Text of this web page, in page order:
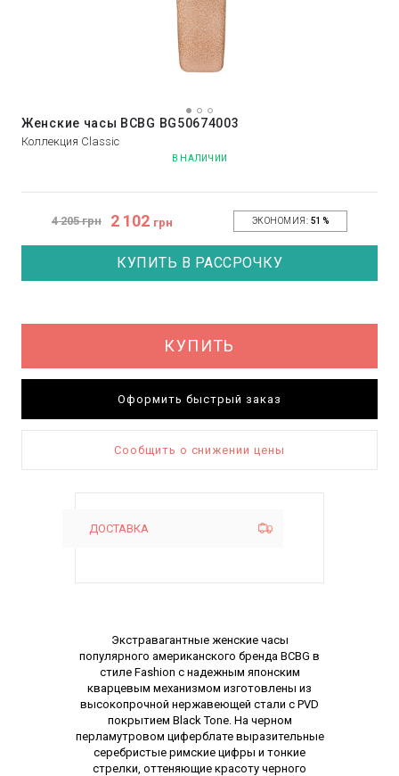
Женские часы BCBG BG50674003
Коллекция Classic
В НАЛИЧИИ
4 205 грн 2 102 грн ЭКОНОМИЯ: 51%
КУПИТЬ В РАССРОЧКУ
КУПИТЬ
Оформить быстрый заказ
Сообщить о снижении цены
ДОСТАВКА
ОписаниеЭкстравагантные женские часы
популярного американского бренда BCBG в
стиле Fashion с надежным японским
кварцевым механизмом изготовлены из
высокопрочной нержавеющей стали с PVD
покрытием Black Tone. На черном
перламутровом циферблате выразительные
серебристые римские цифры и тонкие
стрелки, оттеняющие красоту черного